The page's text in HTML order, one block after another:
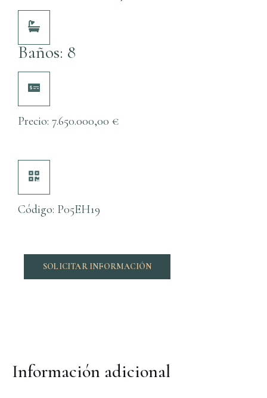
Baños: 8
Precio: 7.650.000,00 €
Código: P05EH19
SOLICITAR INFORMACIÓN
Información adicional